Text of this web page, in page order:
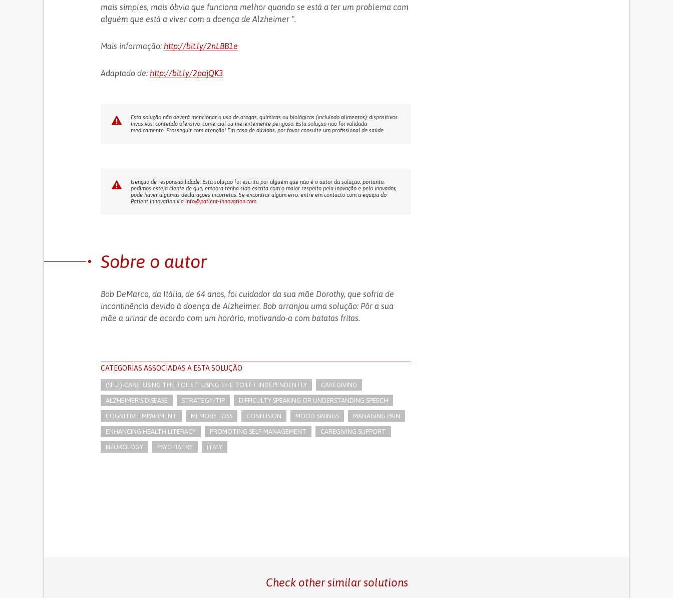
mais simples, mais óbvia que funciona melhor quando se está a ter um problema com
alguém que está a viver com a doença de Alzheimer ".
Mais informação: http://bit.ly/2nLBB1e
Adaptado de: http://bit.ly/2pajQK3
Esta solução não deverá mencionar o uso de drogas, químicas ou biológicas (incluíndo alimentos); dispositivos
invasivos; conteúdo ofensivo, comercial ou inerentemente perigoso. Esta solução não foi validada
medicamente. Prosseguir com atenção! Em caso de dúvidas, por favor consulte um profissional de saúde.
Isenção de responsabilidade: Esta solução foi escrita por alguém que não é o autor da solução, portanto,
pedimos esteja ciente de que, embora tenha sido escrita com o maior respeito pela inovação e pelo inovador,
pode haver algumas declarações incorretas. Se encontrar algum erro, entre em contacto com a equipa do
Patient Innovation via info@patient-innovation.com
Sobre o autor
Bob DeMarco, da Itália, de 64 anos, foi cuidador da sua mãe Dorothy, que sofria de
incontinência devido à doença de Alzheimer. Bob arranjou uma solução: Pôr a sua
mãe a urinar de acordo com um horário, motivando-a com batatas fritas.
CATEGORIAS ASSOCIADAS A ESTA SOLUÇÃO
(SELF)-CARE: USING THE TOILET: USING THE TOILET INDEPENDENTLY CAREGIVING
ALZHEIMER'S DISEASE STRATEGY/TIP​ DIFFICULTY SPEAKING OR UNDERSTANDING SPEECH
COGNITIVE IMPAIRMENT MEMORY LOSS CONFUSION MOOD SWINGS MANAGING PAIN
ENHANCING HEALTH LITERACY PROMOTING SELF-MANAGEMENT CAREGIVING SUPPORT
NEUROLOGY PSYCHIATRY ITALY
Check other similar solutions